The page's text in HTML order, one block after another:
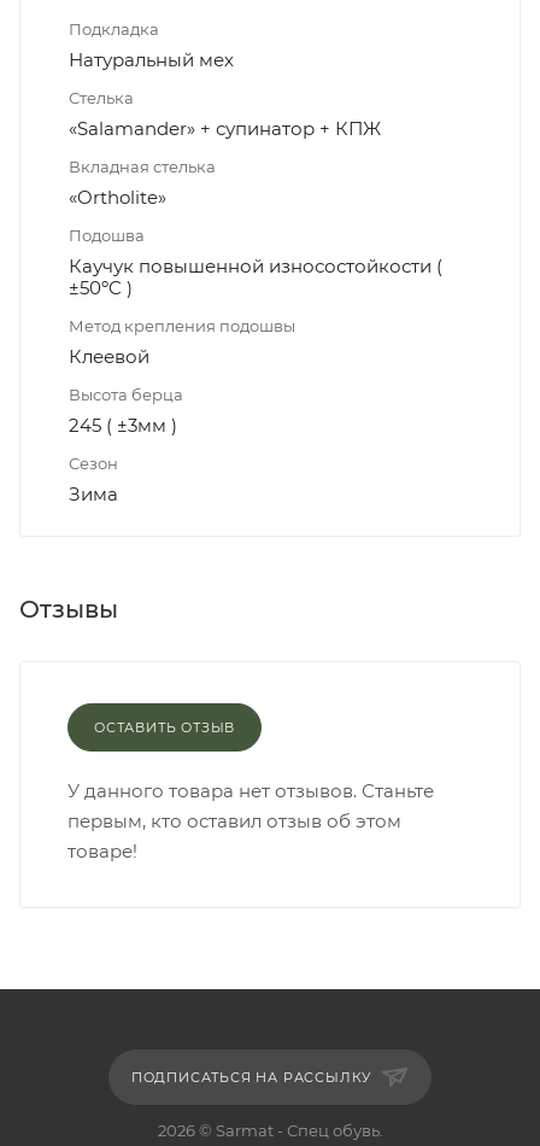
Подкладка
Натуральный мех
Стелька
«Salamander» + супинатор + КПЖ
Вкладная стелька
«Ortholite»
Подошва
Каучук повышенной износостойкости (
±50ºC )
Метод крепления подошвы
Клеевой
Высота берца
245 ( ±3мм )
Сезон
Зима
Отзывы
ОСТАВИТЬ ОТЗЫВ
У данного товара нет отзывов. Станьте
первым, кто оставил отзыв об этом
товаре!
ПОДПИСАТЬСЯ НА РАССЫЛКУ
2026 © Sarmat - Спец обувь.